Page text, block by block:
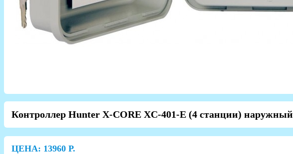
Контроллер Hunter X-CORE XC-401-E (4 станции) наружный
ЦЕНА: 13960 Р.